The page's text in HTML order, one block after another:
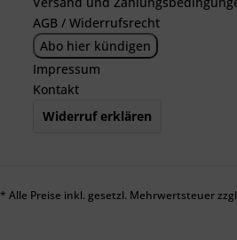
AGB / Widerrufsrecht
Abo hier kündigen
Impressum
Kontakt
Widerruf erklären
* Alle Preise inkl. gesetzl. Mehrwertsteuer